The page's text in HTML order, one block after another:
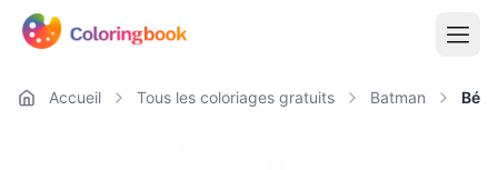
Accueil Tous les coloriages gratuits Batman